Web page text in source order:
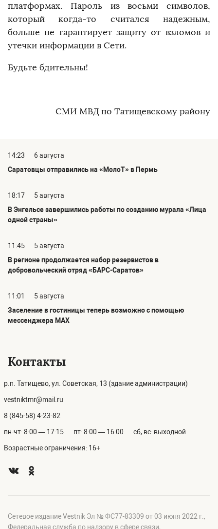
платформах. Пароль из восьми символов,
который когда-то считался надежным,
больше не гарантирует защиту от взломов и
утечки информации в Сети.
Будьте бдительны!
СМИ МВД по Татищевскому району
14:23
6 августа
Саратовцы отправились на «МолоТ» в Пермь
18:17
5 августа
В Энгельсе завершились работы по созданию мурала «Лица
одной страны»
11:45
5 августа
В регионе продолжается набор резервистов в
добровольческий отряд «БАРС-Саратов»
11:01
5 августа
Заселение в гостиницы теперь возможно с помощью
мессенджера MAX
Контакты
р.п. Татищево, ул. Советская, 13 (здание администрации)
vestniktmr@mail.ru
8 (845-58) 4-23-82
пн-чт: 8:00 — 17:15 пт: 8:00 — 16:00 сб, вс: выходной
Возрастные ограничения: 16+
Сетевое издание Vestnik Эл № ФС77-83309 от 03 июня 2022 г.,
Федеральная служба по надзору в сфере связи,